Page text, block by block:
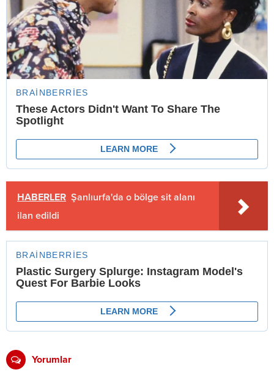
HABERLER Şanlıurfa'da o bölge sit alanı
ilan edildi
Yorumlar